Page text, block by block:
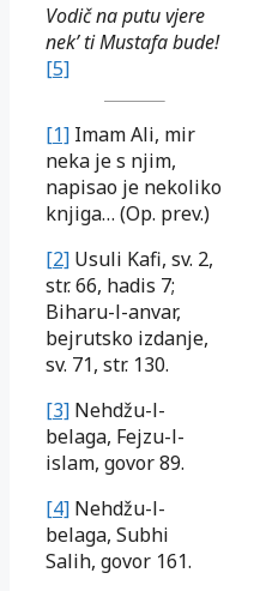
Vodič na putu vjere
nek’ ti Mustafa bude!
[5]
[1] Imam Ali, mir
neka je s njim,
napisao je nekoliko
knjiga… (Op. prev.)
[2] Usuli Kafi, sv. 2,
str. 66, hadis 7;
Biharu-l-anvar,
bejrutsko izdanje,
sv. 71, str. 130.
[3] Nehdžu-l-
belaga, Fejzu-l-
islam, govor 89.
[4] Nehdžu-l-
belaga, Subhi
Salih, govor 161.